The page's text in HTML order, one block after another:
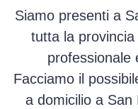
Siamo presenti a
tutta la
professionale
Facciamo il
a domicilio a San